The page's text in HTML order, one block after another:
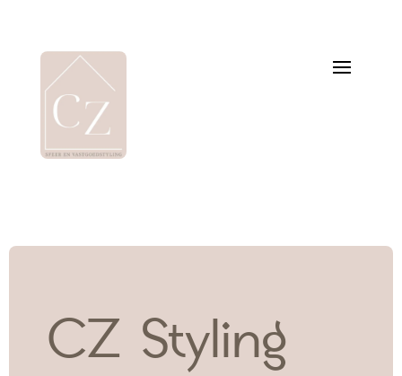
CZ Styling